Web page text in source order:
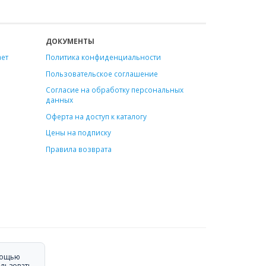
ДОКУМЕНТЫ
Политика конфиденциальности
Пользовательское соглашение
Согласие на обработку персональных
данных
Оферта на доступ к каталогу
Цены на подписку
Правила возврата